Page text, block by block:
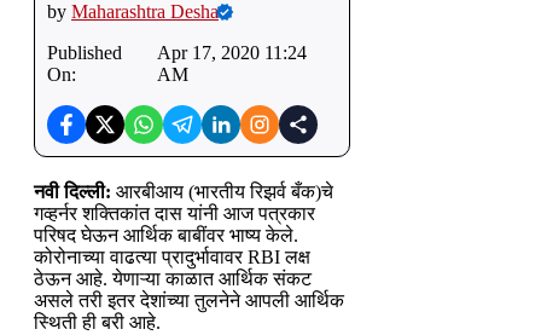
by Maharashtra Desha
Published
On:
Apr 17, 2020 11:24
AM
नवी दिल्ली: आरबीआय (भारतीय रिझर्व बँक)चे
गव्हर्नर शक्तिकांत दास यांनी आज पत्रकार
परिषद घेऊन आर्थिक बाबींवर भाष्य केले.
कोरोनाच्या वाढत्या प्रादुर्भावावर RBI लक्ष
ठेऊन आहे. येणाऱ्या काळात आर्थिक संकट
असले तरी इतर देशांच्या तुलनेने आपली आर्थिक
स्थिती ही बरी आहे.